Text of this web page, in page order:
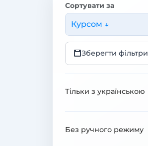
Сортувати за
Курсом ↓
Зберегти фільтри
Тільки з українською
Без ручного режиму